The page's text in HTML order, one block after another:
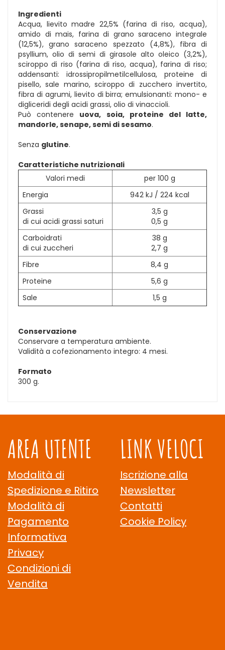
Ingredienti
Acqua, lievito madre 22,5% (farina di riso, acqua),
amido di mais, farina di grano saraceno integrale
(12,5%), grano saraceno spezzato (4,8%), fibra di
psyllium, olio di semi di girasole alto oleico (3,2%),
sciroppo di riso (farina di riso, acqua), farina di riso;
addensanti: idrossipropilmetilcellulosa, proteine di
pisello, sale marino, sciroppo di zucchero invertito,
fibra di agrumi, lievito di birra; emulsionanti: mono- e
digliceridi degli acidi grassi, olio di vinaccioli.
Può contenere uova, soia, proteine del latte,
mandorle, senape, semi di sesamo.
Senza glutine.
Caratteristiche nutrizionali
Valori medi
per 100 g
Energia
942 kJ / 224 kcal
Grassi
di cui acidi grassi saturi
3,5 g
0,5 g
Carboidrati
di cui zuccheri
38 g
2,7 g
Fibre
8,4 g
Proteine
5,6 g
Sale
1,5 g
Conservazione
Conservare a temperatura ambiente.
Validità a cofezionamento integro: 4 mesi.
Formato
300 g.
AREA UTENTE
Modalità di
Spedizione e Ritiro
Modalità di
Pagamento
Informativa
Privacy
Condizioni di
Vendita
LINK VELOCI
Iscrizione alla
Newsletter
Contatti
Cookie Policy